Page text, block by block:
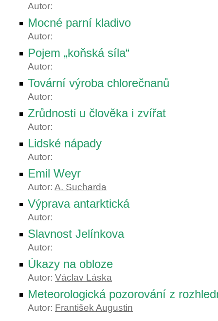
Autor:
Mocné parní kladivo
Autor:
Pojem „koňská síla“
Autor:
Tovární výroba chlorečnanů
Autor:
Zrůdnosti u člověka i zvířat
Autor:
Lidské nápady
Autor:
Emil Weyr
Autor: A. Sucharda
Výprava antarktická
Autor:
Slavnost Jelínkova
Autor:
Úkazy na obloze
Autor: Václav Láska
Meteorologická pozorování z
Autor: František Augustin